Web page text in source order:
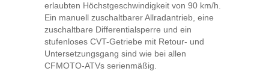
erlaubten Höchstgeschwindigkeit von 90 km/h.
Ein manuell zuschaltbarer Allradantrieb, eine
zuschaltbare Differentialsperre und ein
stufenloses CVT-Getriebe mit Retour- und
Untersetzungsgang sind wie bei allen
CFMOTO-ATVs serienmäßig.